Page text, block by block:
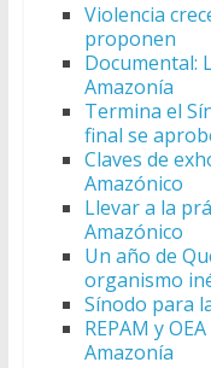
Violencia
proponen
Documental:
Amazonía
Termina el
final se
Claves de
Amazónico
Llevar a la
Amazónico
Un año de
organismo
Sínodo para
REPAM y
Amazonía